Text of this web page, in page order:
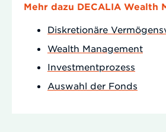
Mehr dazu DECALIA Wealth
Diskretionäre
Wealth Management
Investmentprozess
Auswahl der Fonds